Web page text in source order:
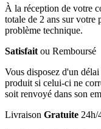
À la réception de votre
totale de 2 ans sur
problème technique.
Satisfait ou Remboursé
Vous disposez d'un
produit si celui-ci ne
soit renvoyé dans son
Livraison Gratuite 24h/